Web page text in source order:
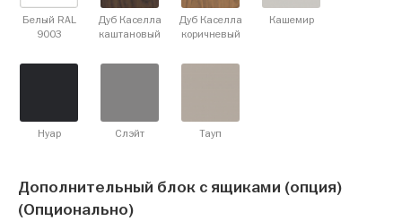
Белый RAL
9003
Дуб Каселла
каштановый
Дуб Каселла
коричневый
Кашемир
Нуар Слэйт Тауп
Дополнительный блок с ящиками (опция)
(Опционально)